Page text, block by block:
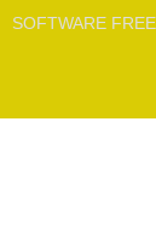
SOFTWARE